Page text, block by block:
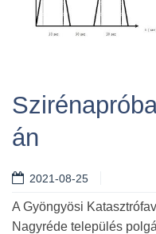
án
2021-08-25
A Gyöngyösi
Nagyréde település